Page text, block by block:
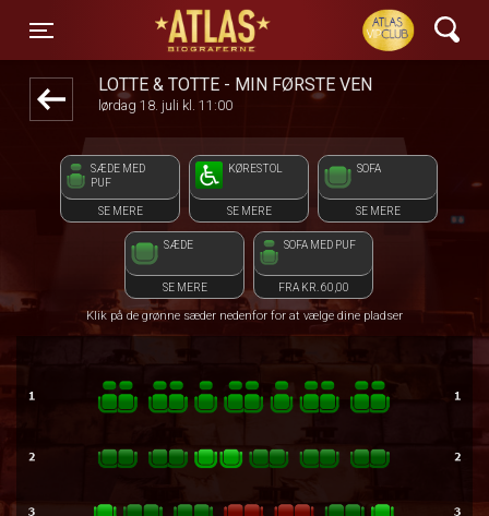
Toggle navigation
ATLAS Biograferne
LOTTE & TOTTE - MIN FØRSTE VEN
lørdag 18. juli kl. 11:00
SÆDE MED
PUF
SE MERE
KØRESTOL
SE MERE
SOFA
SE MERE
SÆDE
SE MERE
SOFA MED PUF
FRA KR. 60,00
Klik på de grønne sæder nedenfor for at vælge dine pladser
front03-cc 083352